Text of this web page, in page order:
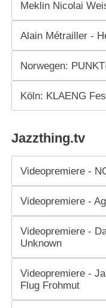
Meklin Nicolai
Alain Métrailler -
Norwegen:
Köln: KLAENG
Jazzthing.tv
Videopremiere -
Videopremiere -
Videopremiere -
Unknown
Videopremiere -
Flug Frohmut